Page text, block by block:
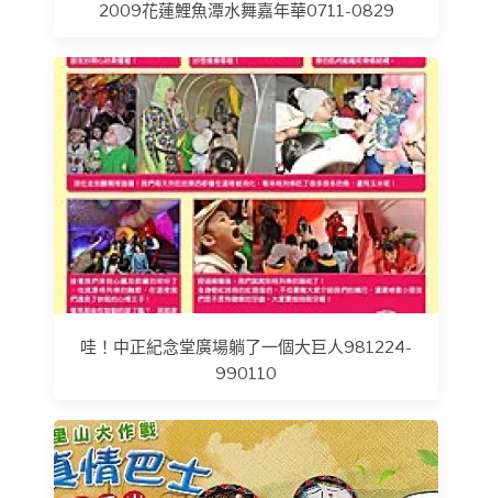
2009花蓮鯉魚潭水舞嘉年華0711-0829
哇！中正紀念堂廣場躺了一個大巨人981224-
990110